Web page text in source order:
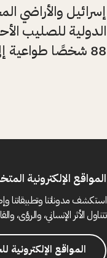
إسرائيل والأراضي
الدولية للصليب
88 شخصًا طواعية إلى غزة.
المواقع الإلكترونية
استكشف مدوناتنا وتطبيقاتنا
تتناول الأثر الإنساني، والرؤى،
المواقع الإلكترونية